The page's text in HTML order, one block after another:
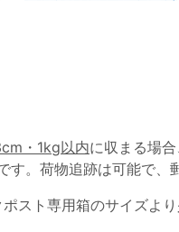
・1kg以内に収まる場合
。荷物追跡は可能で、
スト専用箱のサイズよ